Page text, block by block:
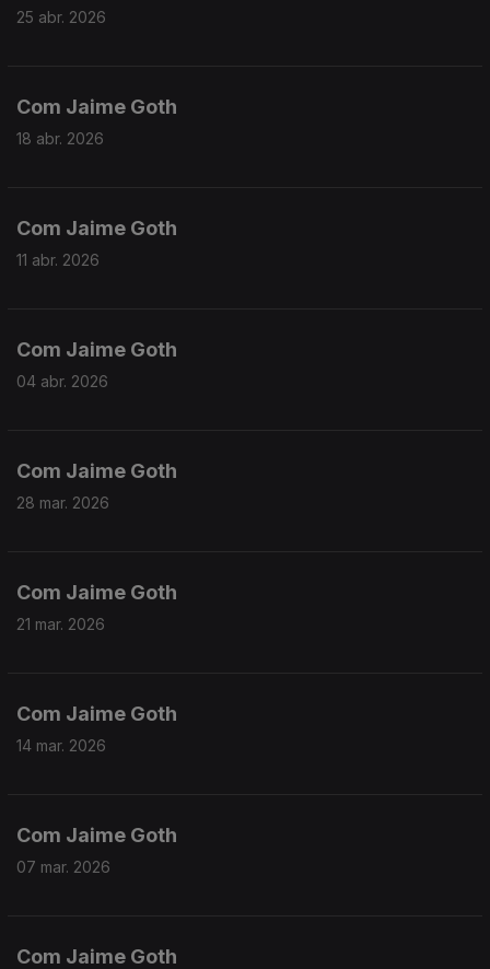
25 abr. 2026
Com Jaime Goth
18 abr. 2026
Com Jaime Goth
11 abr. 2026
Com Jaime Goth
04 abr. 2026
Com Jaime Goth
28 mar. 2026
Com Jaime Goth
21 mar. 2026
Com Jaime Goth
14 mar. 2026
Com Jaime Goth
07 mar. 2026
Com Jaime Goth